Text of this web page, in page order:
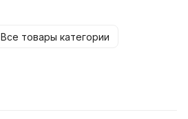
Все товары категории